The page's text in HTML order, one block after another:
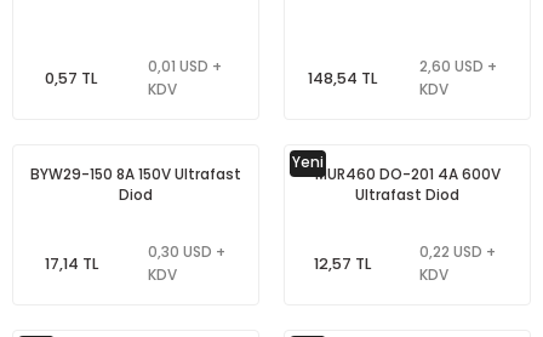
0,57 TL
0,01 USD +
KDV
148,54 TL
2,60 USD +
KDV
BYW29-150 8A 150V Ultrafast
Diod
17,14 TL
0,30 USD +
KDV
Yeni
MUR460 DO-201 4A 600V
Ultrafast Diod
12,57 TL
0,22 USD +
KDV